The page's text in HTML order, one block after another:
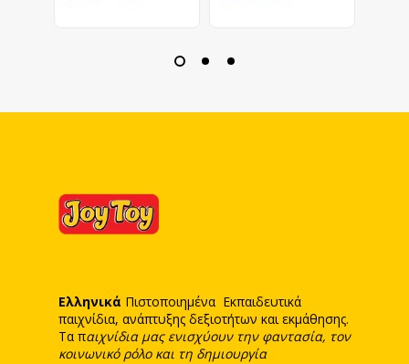
Ελληνικά Πιστοποιημένα Εκπαιδευτικά
παιχνίδια, ανάπτυξης δεξιοτήτων και εκμάθησης.
Τα παιχνίδια μας ενισχύουν την φαντασία, τον
κοινωνικό ρόλο και τη δημιουργία